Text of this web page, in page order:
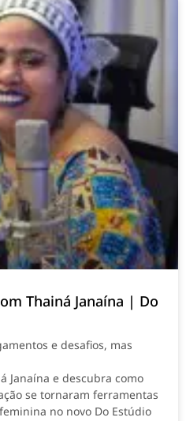
Thainá Janaína | Do
e desafios, mas
Janaína e descubra como
se tornaram ferramentas
no novo Do Estúdio